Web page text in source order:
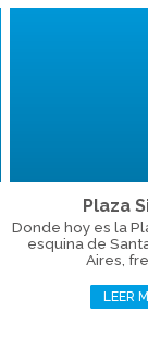
Plaza
Donde hoy es la
esquina de
Aires,
LEER